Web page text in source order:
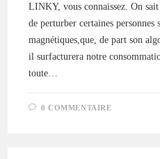
LINKY, vous connaissez. On
de perturber certaines personnes
magnétiques,que, de part son
il surfacturera notre
toute…
0 COMMENTAIRE